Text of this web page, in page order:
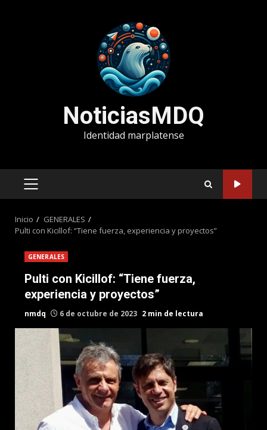
NoticiasMDQ
Identidad marplatense
MENÚ
Inicio
GENERALES
Pulti con Kicillof: “Tiene fuerza, experiencia y proyectos”
GENERALES
Pulti con Kicillof: “Tiene fuerza,
experiencia y proyectos”
nmdq 6 de octubre de 2023 2 min de lectura